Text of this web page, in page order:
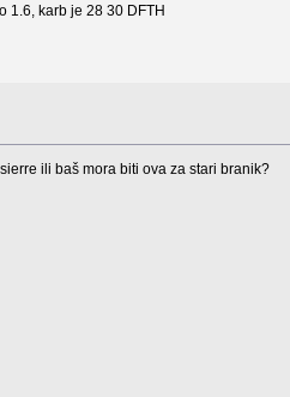
1.6, karb je 28 30 DFTH
ili baš mora biti ova za stari branik?